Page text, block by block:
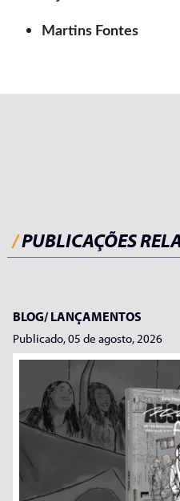
Martins Fontes
/PUBLICAÇÕES
BLOG/LANÇAMENTOS
Publicado, 05 de agosto, 2026